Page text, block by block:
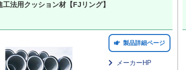
工法用クッション材【FJリング】
製品詳細ページ
メーカーHP